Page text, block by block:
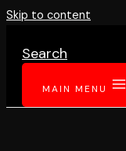
Skip to content
Search
MAIN MENU